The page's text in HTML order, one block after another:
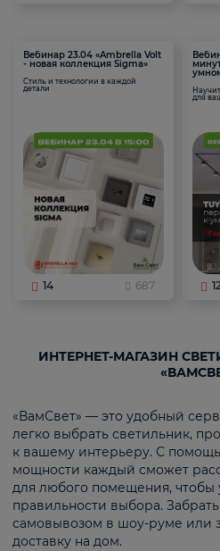
Вебинар 23.04 «Ambrella Volt
- новая коллекция Sigma»
Стиль и технологии в каждой
детали
14 687
для
ИНТЕРНЕТ-МАГАЗИН
«ВамСвет» — это удобный
легко выбрать светильник,
к вашему интерьеру. С
мощности каждый сможет
для любого помещения, чтобы
правильности выбора.
самовывозом в шоу-руме или
доставку на дом.